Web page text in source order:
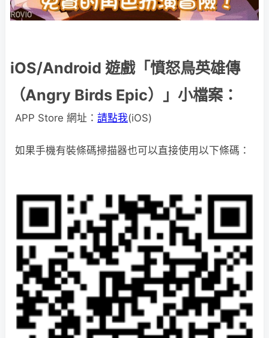
iOS/Android 遊戲「憤怒鳥英雄傳
（Angry Birds Epic）」小檔案：
APP Store 網址： 請點我(iOS)
如果手機有裝條碼掃描器也可以直接使用以下條碼：